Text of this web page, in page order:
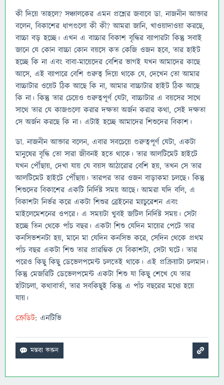
কী দিয়ে তাহলে? সঞ্চালকের এমন প্রশ্নের জবাবে ডা. নাজনীন আক্তার
বলেন, বিকাশের ধাপগুলো কী কী? আমরা জানি, খাওয়াদাওয়া করছে,
বাচ্চা বড় হচ্ছে। এখন এ বাচ্চার বিকাশ বৃদ্ধির ব্যাপারটা কিন্তু সবাই
জানে যে কোন বাচ্চা কোন বয়সে কত কেজি ওজন হবে, তার হাইট
হচ্ছে কি না এবং বাবা-মায়েদের বেশির ভাগই যখন আমাদের কাছে
আসে, এই ব্যাপারে বেশি গুরুত্ব দিয়ে থাকে যে, দেখেন তো আমার
বাচ্চাটার ওয়েট ঠিক আছে কি না, আমার বাচ্চাটার হাইট ঠিক আছে
কি না। কিন্তু তার চেয়েও গুরুত্বপূর্ণ যেটা, বাচ্চাটার এ বয়সের সাথে
সাথে তার যে কাজগুলো করার দক্ষতা অর্জন করার কথা, সেই দক্ষতা
সে অর্জন করছে কি না। এটাই হচ্ছে আমাদের শিশুদের বিকাশ।
ডা. নাজনীন আক্তার বলেন, এবার সবচেয়ে গুরুত্বপূর্ণ যেটা, একটা
মানুষের বৃদ্ধি তো সারা জীবনই হতে থাকে। তার আলটিমেট হাইটে
যখন পৌঁছায়, দেখা যায় যে বয়স আঠারোর বেশি হয়, তখন সে তার
আলটিমেট হাইটে পৌঁছায়। তারপর তার ওজন বাড়াকমা চলছে। কিন্তু
শিশুদের বিকাশের একটি নির্দিষ্ট সময় আছে। আমরা যদি বলি, এ
বিকাশটা নির্ভর করে একটা শিশুর ব্রেইনের ম্যাচুরেশন এবং
মাইলেমেশনের ওপরে। এ সময়টা খুবই জটিল নির্দিষ্ট সময়। সেটা
হচ্ছে তিন থেকে পাঁচ বছর। একটা শিশু যেদিন মায়ের পেটে তার
কনসিভশনটা হয়, মানে মা যেদিন কনসিভ করে, সেদিন থেকে প্রথম
পাঁচ বছর একটা শিশু তার প্রারম্ভিক যে বিকাশটা, সেটা ঘটে। তার
পরেও কিছু কিছু ডেভেলপমেন্ট চলতেই থাকে। এই প্রক্রিয়াটা চলমান।
কিন্তু মেজরিটি ডেভেলপমেন্ট একটা শিশু যা কিছু শেখে যে তার
হাঁটাচলা, কথাবার্তা, তার সবকিছুই কিন্তু এ পাঁচ বছরের মধ্যে হয়ে
যায়।
ক্রেডিট: এনটিভি